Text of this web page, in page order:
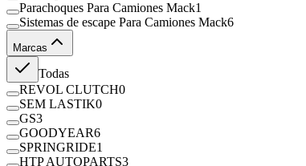
Parachoques Para Camiones Mack1
Sistemas de escape Para Camiones Mack6
Marcas
Todas
REVOL CLUTCH0
SEM LASTIK0
GS3
GOODYEAR6
SPRINGRIDE1
HTP AUTOPARTS3